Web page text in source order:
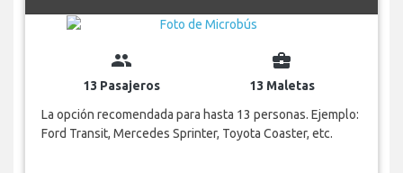
group
13 Pasajeros
business_center
13 Maletas
La opción recomendada para hasta 13 personas. Ejemplo:
Ford Transit, Mercedes Sprinter, Toyota Coaster, etc.